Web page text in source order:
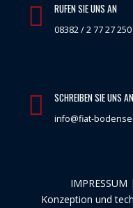
RUFEN SIE UNS AN
08382 / 2 77 27 250
SCHREIBEN SIE UNS AN
info@fiat-
IMPRESSUM |
Konzeption und